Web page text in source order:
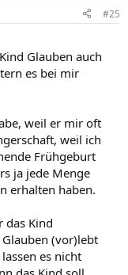
#25
Glauben auch
es bei mir
weil er mir oft
weil ich
Frühgeburt
ja jede Menge
erhalten haben.
das Kind
(vor)lebt
es nicht